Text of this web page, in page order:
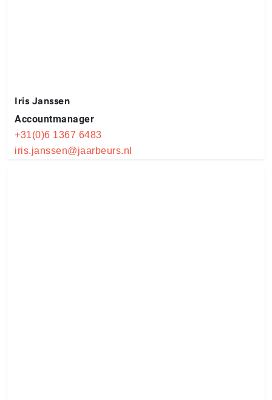
Iris Janssen
Accountmanager
+31(0)6 1367 6483
iris.janssen@jaarbeurs.nl